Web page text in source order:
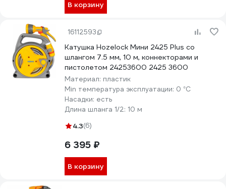
В корзину
16112593
Катушка Hozelock Мини 2425 Plus со
шлангом 7.5 мм, 10 м, коннекторами и
пистолетом 24253600 2425 3600
Материал: пластик
Min температура эксплуатации: 0 °С
Насадки: есть
Длина шланга 1/2: 10 м
4.3(6)
6 395 ₽
В корзину